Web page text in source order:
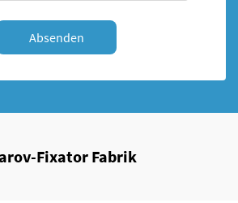
Absenden
Fixator Fabrik